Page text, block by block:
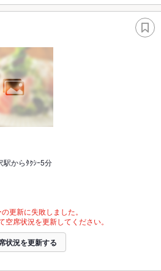
からﾀｸｼｰ5分
更新に失敗しました。
空席状況を更新してください。
状況を更新する